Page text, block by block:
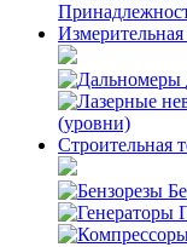
Измерительная
(уровни)
Строительная